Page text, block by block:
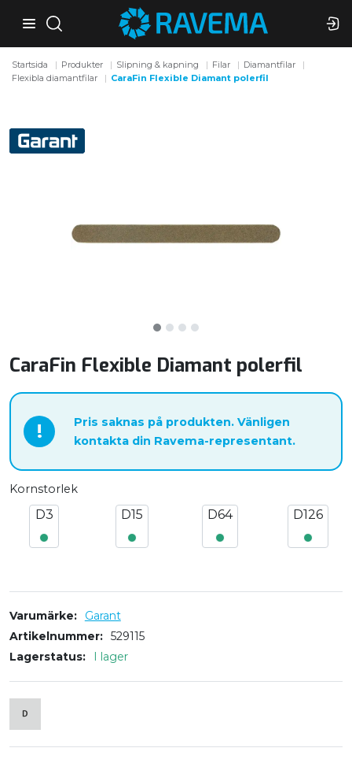
Startsida Produkter Slipning & kapning Filar
Diamantfilar
Flexibla diamantfilar
CaraFin Flexible Diamant polerfil
CaraFin Flexible Diamant polerfil
!
Pris saknas på produkten. Vänligen
kontakta din Ravema-representant.
Kornstorlek
D3 D15 D64 D126
Varumärke
Garant
Artikelnummer
529115
Lagerstatus
I lager